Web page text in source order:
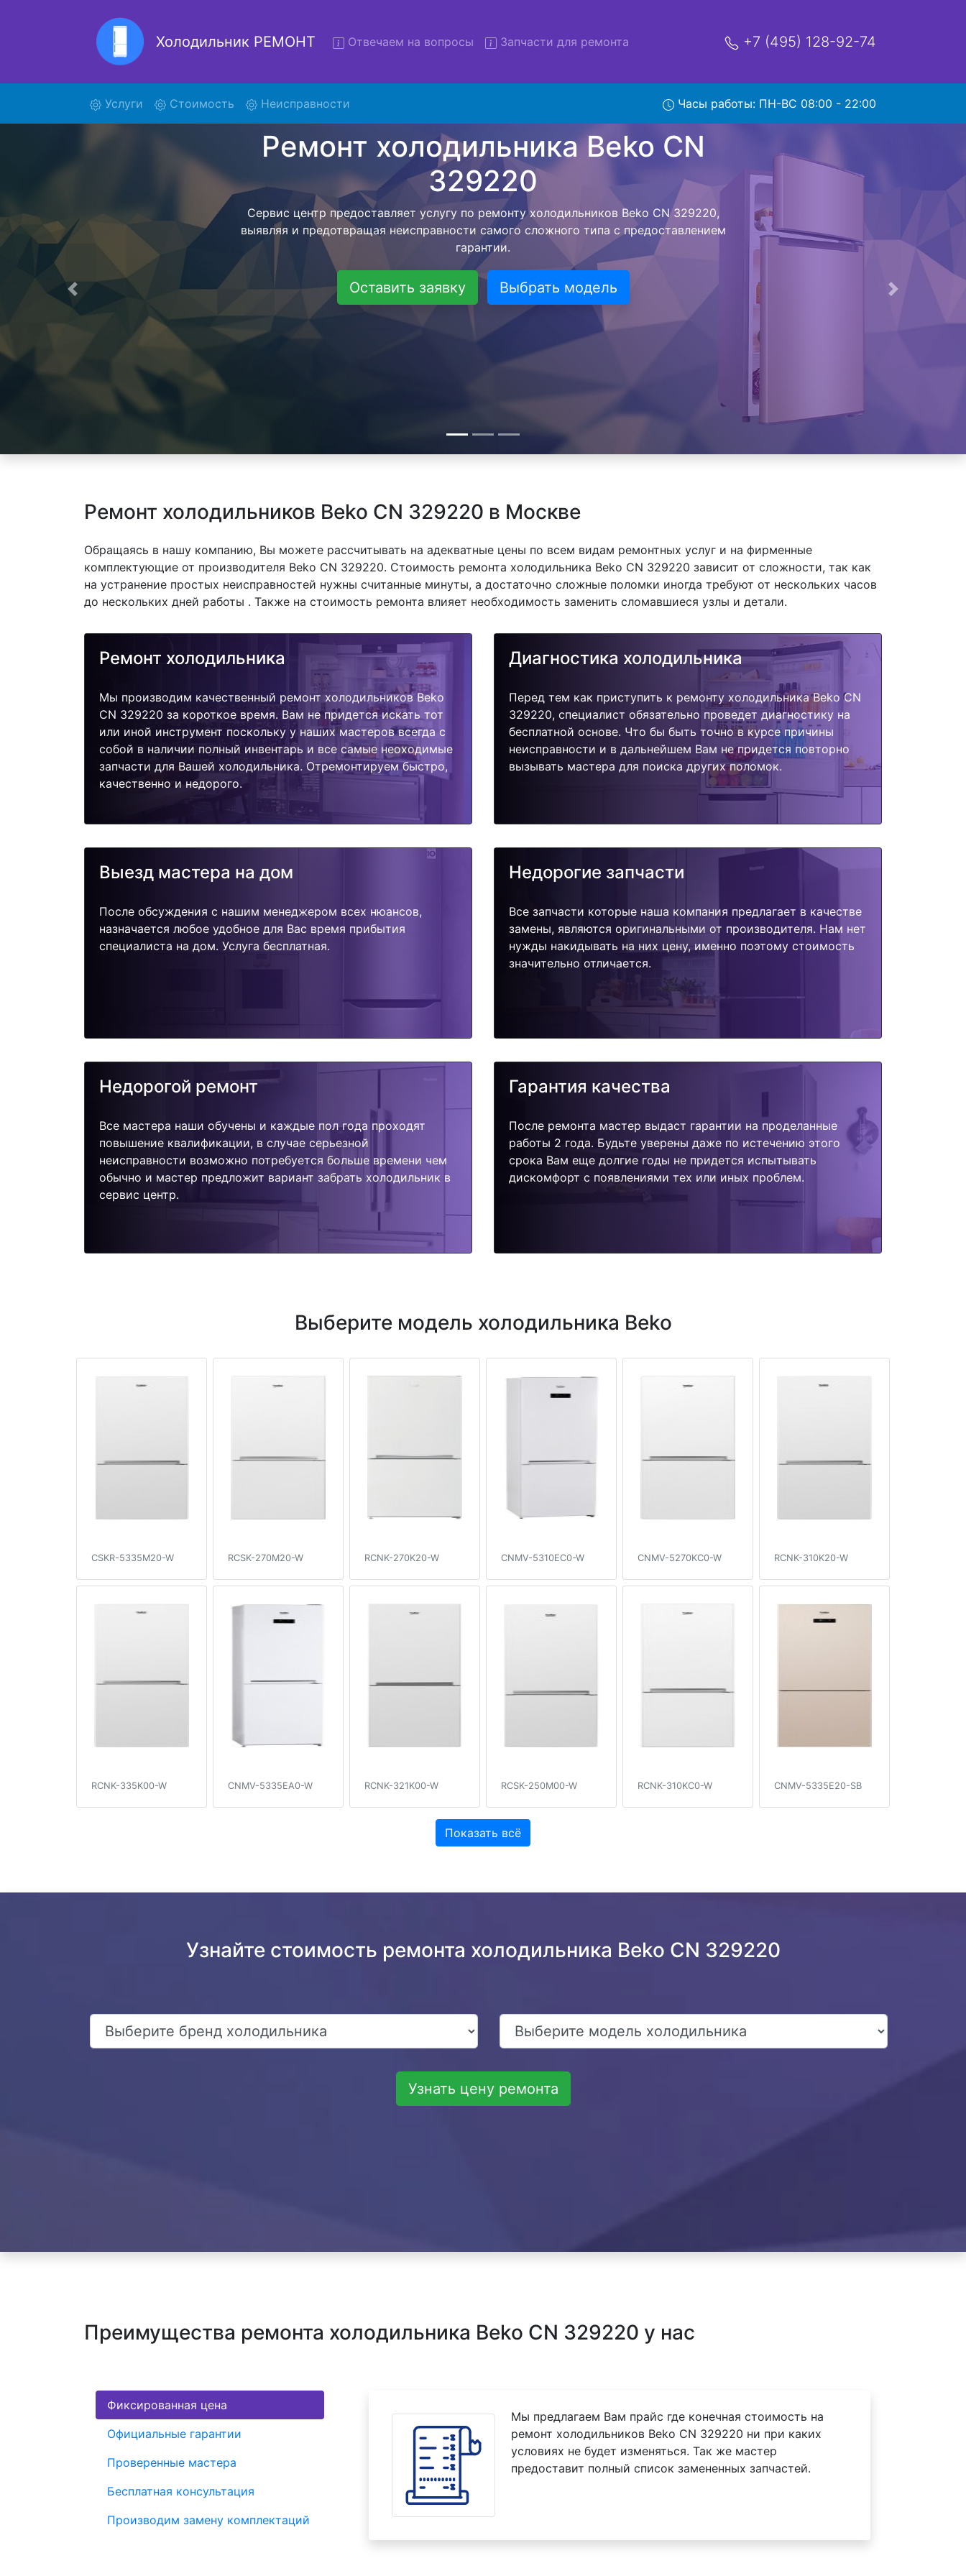
Холодильник РЕМОНТ Отвечаем на вопросы Запчасти для ремонта +7 (495) 128-92-74
Услуги (current)Стоимость Неисправности Часы работы: ПН-ВС 08:00 - 22:00
Ремонт холодильников с вывозом - чтобы клиент не тратил свое время и деньги на
поиски курьерской службы, наш мастер сам заберет холодильник Beko CN 329220
и отвезет в сервисный центр. Ремонт холодильника Beko CN 329220
осуществляется внутри сервисного центра, тем самым Вам не предстоит ожидать
мастера как закончит с ремонтом. Перед тем как холодильная техника сдается,
согласовывается конечная стоимость работ и в дальнейшем фиксируется.
Перечень бесплатных услуг от компании - Доставка холодильников , выезд
специалиста, консультирование и диагностика.
Оставить заявку Выбрать модель
Предыдущая Следующая
Ремонт холодильников Beko CN 329220 в Москве
Обращаясь в нашу компанию, Вы можете рассчитывать на адекватные цены по всем видам ремонтных услуг и на фирменные
комплектующие от производителя Beko CN 329220. Стоимость ремонта холодильника Beko CN 329220 зависит от сложности, так как
на устранение простых неисправностей нужны считанные минуты, а достаточно сложные поломки иногда требуют от нескольких часов
до нескольких дней работы . Также на стоимость ремонта влияет необходимость заменить сломавшиеся узлы и детали.
Ремонт холодильника
Мы производим качественный ремонт холодильников Beko
CN 329220 за короткое время. Вам не придется искать тот
или иной инструмент поскольку у наших мастеров всегда с
собой в наличии полный инвентарь и все самые неоходимые
запчасти для Вашей холодильника. Отремонтируем быстро,
качественно и недорого.
Диагностика холодильника
Перед тем как приступить к ремонту холодильника Beko CN
329220, специалист обязательно проведет диагностику на
бесплатной основе. Что бы быть точно в курсе причины
неисправности и в дальнейшем Вам не придется повторно
вызывать мастера для поиска других поломок.
Выезд мастера на дом
После обсуждения с нашим менеджером всех нюансов,
назначается любое удобное для Вас время прибытия
специалиста на дом. Услуга бесплатная.
Недорогие запчасти
Все запчасти которые наша компания предлагает в качестве
замены, являются оригинальными от производителя. Нам нет
нужды накидывать на них цену, именно поэтому стоимость
значительно отличается.
Недорогой ремонт
Все мастера наши обучены и каждые пол года проходят
повышение квалификации, в случае серьезной
неисправности возможно потребуется больше времени чем
обычно и мастер предложит вариант забрать холодильник в
сервис центр.
Гарантия качества
После ремонта мастер выдаст гарантии на проделанные
работы 2 года. Будьте уверены даже по истечению этого
срока Вам еще долгие годы не придется испытывать
дискомфорт с появлениями тех или иных проблем.
Выберите модель холодильника Beko
CSKR-5335M20-W RCSK-270M20-W RCNK-270K20-W CNMV-5310EC0-W CNMV-5270KC0-W RCNK-310K20-W
RCNK-335K00-W CNMV-5335EA0-W RCNK-321K00-W RCSK-250M00-W RCNK-310KC0-W CNMV-5335E20-SB
Показать всё
Узнайте стоимость ремонта холодильника Beko CN 329220
Узнать цену ремонта
Преимущества ремонта холодильника Beko CN 329220 у нас
Фиксированная цена
Официальные гарантии
Проверенные мастера
Бесплатная консультация
Производим замену комплектаций
Мы предлагаем Вам прайс где конечная стоимость на
ремонт холодильников Beko CN 329220 ни при каких
условиях не будет изменяться. Так же мастер
предоставит полный список замененных запчастей.